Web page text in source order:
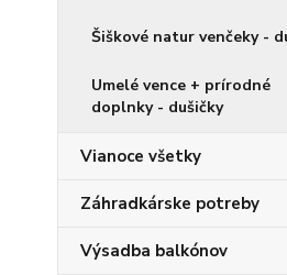
Šiškové natur venčeky -
Umelé vence + prírodné
doplnky - dušičky
Vianoce všetky
Záhradkárske potreby
Výsadba balkónov